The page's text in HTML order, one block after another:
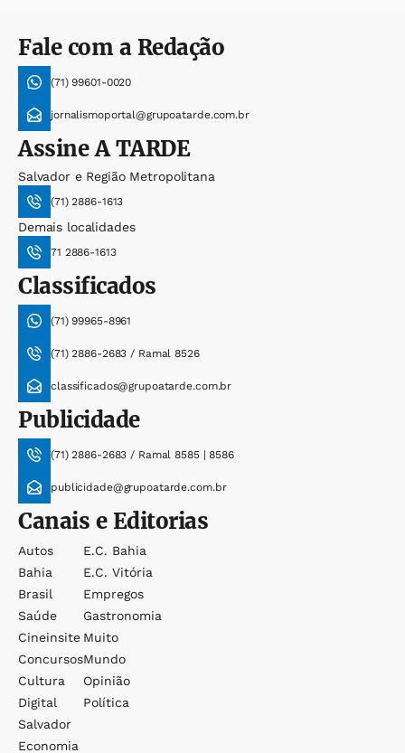
Fale com a Redação
(71) 99601-0020
jornalismoportal@grupoatarde.com.br
AssineA TARDE
Salvador e Região Metropolitana
(71) 2886-1613
Demais localidades
71 2886-1613
Classificados
(71) 99965-8961
(71) 2886-2683 / Ramal 8526
classificados@grupoatarde.com.br
Publicidade
(71) 2886-2683 / Ramal 8585 | 8586
publicidade@grupoatarde.com.br
Canais e Editorias
Autos
Bahia
Brasil
Saúde
Cineinsite
Concursos
Cultura
Digital
Salvador
Economia
E.c. Bahia
E.c. Vitória
Empregos
Gastronomia
Muito
Mundo
Opinião
Política